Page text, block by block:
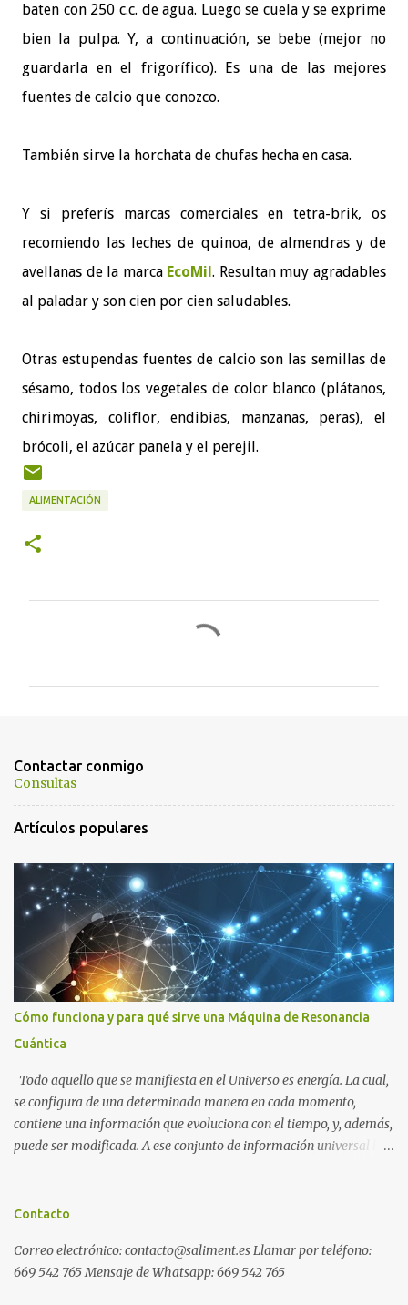
baten con 250 c.c. de agua. Luego se cuela y se exprime
bien la pulpa. Y, a continuación, se bebe (mejor no
guardarla en el frigorífico). Es una de las mejores
fuentes de calcio que conozco.
También sirve la horchata de chufas hecha en casa.
Y si preferís marcas comerciales en tetra-brik, os
recomiendo las leches de quinoa, de almendras y de
avellanas de la marca EcoMil. Resultan muy agradables
al paladar y son cien por cien saludables.
Otras estupendas fuentes de calcio son las semillas de
sésamo, todos los vegetales de color blanco (plátanos,
chirimoyas, coliflor, endibias, manzanas, peras), el
brócoli, el azúcar panela y el perejil.
ALIMENTACIÓN
a
r
i
o
s
Contactar conmigo
Consultas
Artículos populares
Cómo funciona y para qué sirve una Máquina de Resonancia
Cuántica
Todo aquello que se manifiesta en el Universo es energía. La cual,
se configura de una determinada manera en cada momento,
contiene una información que evoluciona con el tiempo, y, además,
puede ser modificada. A ese conjunto de información universal lo
pensamos en alguien que hace tiempo que no vemos y, de repente,
deseamos algo con intensidad y, contra toda probabilidad, termina
materializándose. O cuando experimentamos a diario una
Contacto
Correo electrónico: contacto@saliment.es Llamar por teléfono:
669 542 765 Mensaje de Whatsapp: 669 542 765